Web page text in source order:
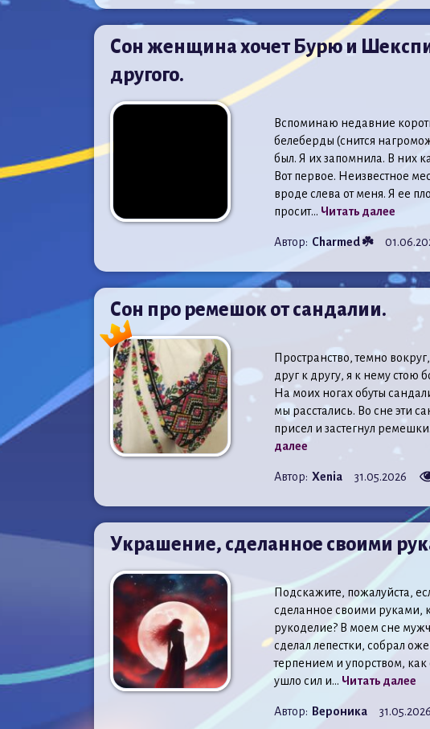
Сон женщина хочет Бурю и
другого.
Вспоминаю недавние
белеберды (снится
был. Я их запомнила. В них
Вот первое. Неизвестное
вроде слева от меня. Я ее
просит... Читать далее
Автор: Charmed ☘️
Сон про ремешок от сандалии.
Пространство, темно
друг к другу, я к нему стою
На моих ногах обуты
мы расстались. Во сне эти
присел и застегнул
далее
Автор: Xenia 31.05.2026
Украшение, сделанное своими
Подскажите, пожалуйста,
сделанное своими руками,
рукоделие? В моем сне
сделал лепестки, собрал
терпением и упорством,
ушло сил и... Читать далее
Автор: Вероника 31.05.2026